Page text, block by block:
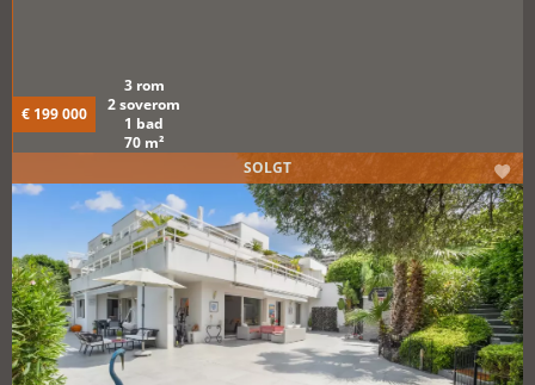
€ 199 000
3 rom
2 soverom
1 bad
70 m²
SOLGT